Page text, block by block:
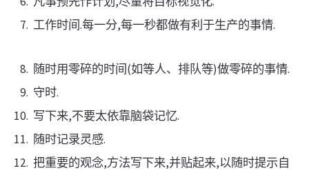
工作时间.每一分,每一秒都做有利于生产的事情.
随时用零碎的时间(如等人、排队等)做零碎的事情.
守时.
写下来,不要太依靠脑袋记忆.
随时记录灵感.
把重要的观念,方法写下来,并贴起来,以随时提示自